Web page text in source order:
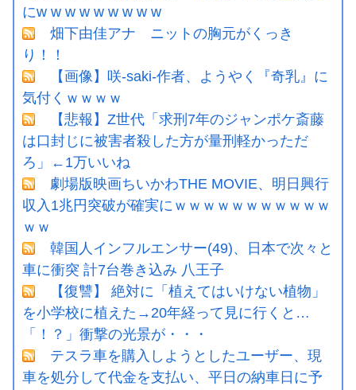
にw w w w w w w w w
畑下由佳アナ ニットの胸元がくっき
り！！
【画像】咲-saki-作者、ようやく『奇乳』に
気付くｗｗｗｗ
【悲報】Z世代「求刑7年のジャンポケ斎藤
は口封じに被害者殺した方が量刑軽かっただ
ろ」←1万いいね
劇場版映画ちいかわTHE MOVIE、明日興行
収入1兆円突破が確実にｗｗｗｗｗｗｗｗｗｗｗ
ｗｗ
韓国人インフルエンサー(49)、日本で次々と
車に衝突 計7台巻き込み 八王子
【復讐】 絶対に「植えてはいけない植物」
を小学校に植えた→20年経って見に行くと…
「！？」衝撃の光景が・・・
テスラ車を購入しようとしたユーザー、現
車を処分して代金を支払い、平日の納車日に予